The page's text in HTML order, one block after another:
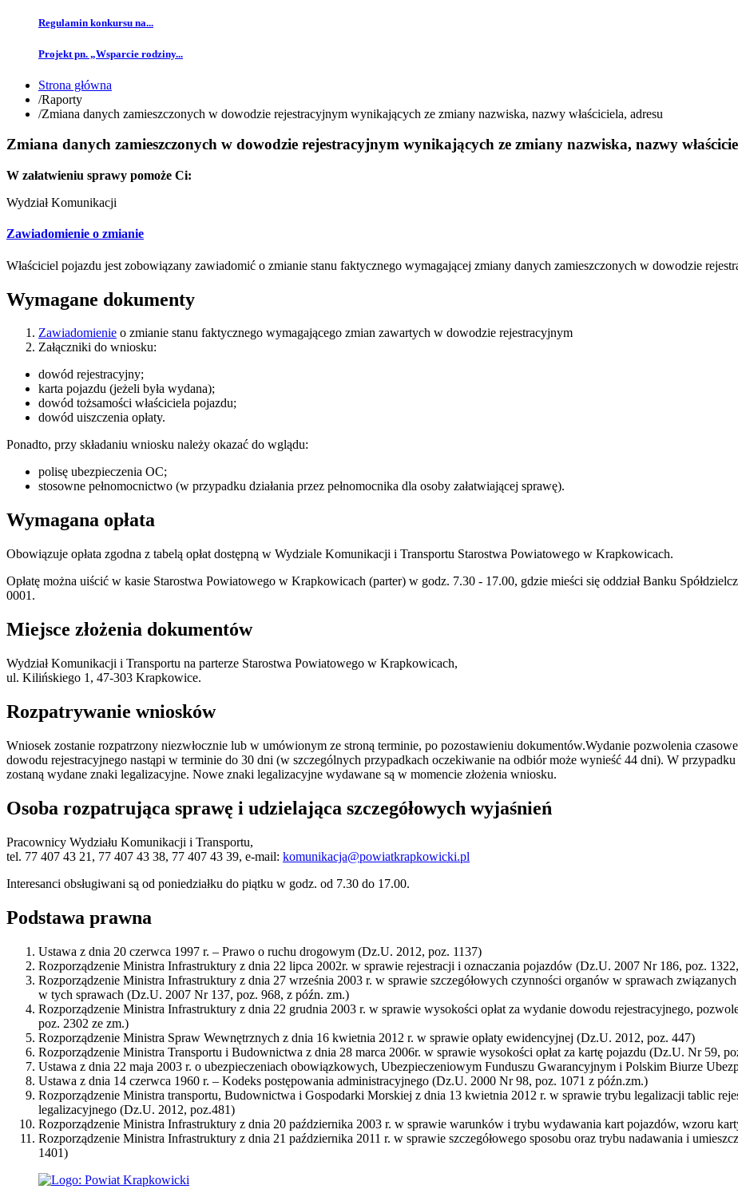
Regulamin konkursu na...
Projekt pn. „Wsparcie rodziny...
Strona główna
/Raporty
/Zmiana danych zamieszczonych w dowodzie rejestracyjnym wynikających ze zmiany nazwiska, nazwy właściciela, adresu
Zmiana danych zamieszczonych w dowodzie rejestracyjnym wynikających ze zmiany nazwiska, nazwy
W załatwieniu sprawy pomoże Ci:
Wydział Komunikacji
Zawiadomienie o zmianie
Właściciel pojazdu jest zobowiązany zawiadomić o zmianie stanu faktycznego wymagającej zmiany danych zamieszczonych w dowodzie
Wymagane dokumenty
Zawiadomienie o zmianie stanu faktycznego wymagającego zmian zawartych w dowodzie rejestracyjnym
Załączniki do wniosku:
dowód rejestracyjny;
karta pojazdu (jeżeli była wydana);
dowód tożsamości właściciela pojazdu;
dowód uiszczenia opłaty.
Ponadto, przy składaniu wniosku należy okazać do wglądu:
polisę ubezpieczenia OC;
stosowne pełnomocnictwo (w przypadku działania przez pełnomocnika dla osoby załatwiającej sprawę).
Wymagana opłata
Obowiązuje opłata zgodna z tabelą opłat dostępną w Wydziale Komunikacji i Transportu Starostwa Powiatowego w Krapkowicach.
Opłatę można uiścić w kasie Starostwa Powiatowego w Krapkowicach (parter) w godz. 7.30 - 17.00, gdzie mieści się oddział Banku
0001.
Miejsce złożenia dokumentów
Wydział Komunikacji i Transportu na parterze Starostwa Powiatowego w Krapkowicach,
ul. Kilińskiego 1, 47-303 Krapkowice.
Rozpatrywanie wniosków
Wniosek zostanie rozpatrzony niezwłocznie lub w umówionym ze stroną terminie, po pozostawieniu dokumentów.Wydanie pozwolenia
dowodu rejestracyjnego nastąpi w terminie do 30 dni (w szczególnych przypadkach oczekiwanie na odbiór może wynieść 44 dni). W
zostaną wydane znaki legalizacyjne. Nowe znaki legalizacyjne wydawane są w momencie złożenia wniosku.
Osoba rozpatrująca sprawę i udzielająca szczegółowych wyjaśnień
Pracownicy Wydziału Komunikacji i Transportu,
tel. 77 407 43 21, 77 407 43 38, 77 407 43 39, e-mail: komunikacja@powiatkrapkowicki.pl
Interesanci obsługiwani są od poniedziałku do piątku w godz. od 7.30 do 17.00.
Podstawa prawna
Ustawa z dnia 20 czerwca 1997 r. – Prawo o ruchu drogowym (Dz.U. 2012, poz. 1137)
Rozporządzenie Ministra Infrastruktury z dnia 22 lipca 2002r. w sprawie rejestracji i oznaczania pojazdów (Dz.U. 2007 Nr 186, poz.
Rozporządzenie Ministra Infrastruktury z dnia 27 września 2003 r. w sprawie szczegółowych czynności organów w sprawach
w tych sprawach (Dz.U. 2007 Nr 137, poz. 968, z późn. zm.)
Rozporządzenie Ministra Infrastruktury z dnia 22 grudnia 2003 r. w sprawie wysokości opłat za wydanie dowodu rejestracyjnego,
poz. 2302 ze zm.)
Rozporządzenie Ministra Spraw Wewnętrznych z dnia 16 kwietnia 2012 r. w sprawie opłaty ewidencyjnej (Dz.U. 2012, poz. 447)
Rozporządzenie Ministra Transportu i Budownictwa z dnia 28 marca 2006r. w sprawie wysokości opłat za kartę pojazdu (Dz.U. Nr 59,
Ustawa z dnia 22 maja 2003 r. o ubezpieczeniach obowiązkowych, Ubezpieczeniowym Funduszu Gwarancyjnym i Polskim Biurze
Ustawa z dnia 14 czerwca 1960 r. – Kodeks postępowania administracyjnego (Dz.U. 2000 Nr 98, poz. 1071 z późn.zm.)
Rozporządzenie Ministra transportu, Budownictwa i Gospodarki Morskiej z dnia 13 kwietnia 2012 r. w sprawie trybu legalizacji tablic
legalizacyjnego (Dz.U. 2012, poz.481)
Rozporządzenie Ministra Infrastruktury z dnia 20 października 2003 r. w sprawie warunków i trybu wydawania kart pojazdów, wzoru
Rozporządzenie Ministra Infrastruktury z dnia 21 października 2011 r. w sprawie szczegółowego sposobu oraz trybu nadawania i
1401)